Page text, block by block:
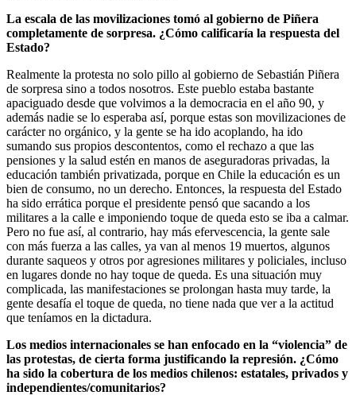
La escala de las movilizaciones tomó al gobierno de Piñera
completamente de sorpresa. ¿Cómo calificaría la respuesta del
Estado?
Realmente la protesta no solo pillo al gobierno de Sebastián Piñera
de sorpresa sino a todos nosotros. Este pueblo estaba bastante
apaciguado desde que volvimos a la democracia en el año 90, y
además nadie se lo esperaba así, porque estas son movilizaciones de
carácter no orgánico, y la gente se ha ido acoplando, ha ido
sumando sus propios descontentos, como el rechazo a que las
pensiones y la salud estén en manos de aseguradoras privadas, la
educación también privatizada, porque en Chile la educación es un
bien de consumo, no un derecho. Entonces, la respuesta del Estado
ha sido errática porque el presidente pensó que sacando a los
militares a la calle e imponiendo toque de queda esto se iba a calmar.
Pero no fue así, al contrario, hay más efervescencia, la gente sale
con más fuerza a las calles, ya van al menos 19 muertos, algunos
durante saqueos y otros por agresiones militares y policiales, incluso
en lugares donde no hay toque de queda. Es una situación muy
complicada, las manifestaciones se prolongan hasta muy tarde, la
gente desafía el toque de queda, no tiene nada que ver a la actitud
que teníamos en la dictadura.
Los medios internacionales se han enfocado en la “violencia” de
las protestas, de cierta forma justificando la represión. ¿Cómo
ha sido la cobertura de los medios chilenos: estatales, privados y
independientes/comunitarios?